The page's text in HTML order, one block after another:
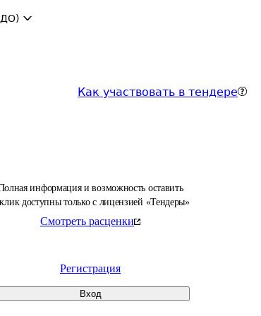
Как участвовать в тендере
информация и возможность оставить
доступны только с лицензией «Тендеры»
Смотреть расценки
Регистрация
Вход